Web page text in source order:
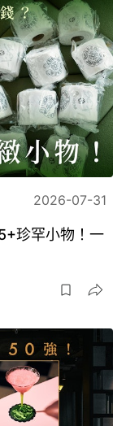
2026-07-31
珍罕小物！一